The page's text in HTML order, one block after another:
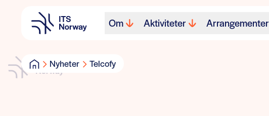
Om Aktiviteter Arrangementer
Nyheter Telcofy